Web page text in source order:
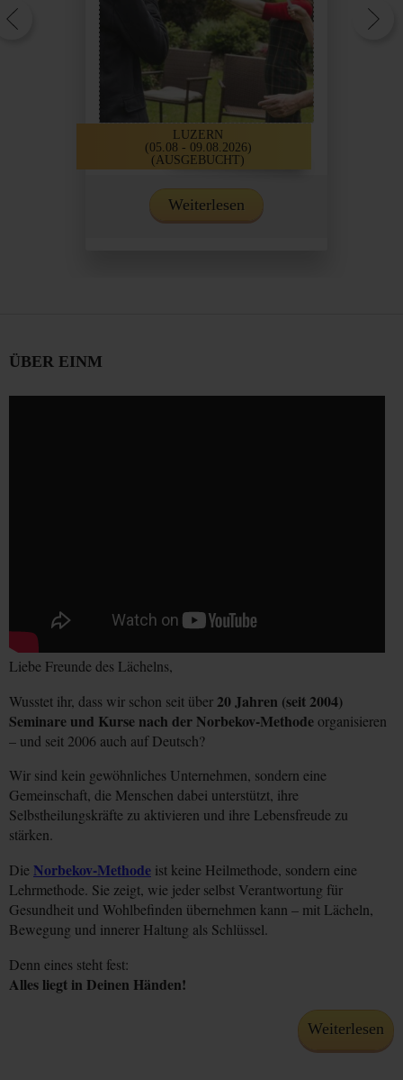
LUZERN
(05.08 - 09.08.2026)
(AUSGEBUCHT)
Weiterlesen
ÜBER EINM
Liebe Freunde des Lächelns,
Wusstet ihr, dass wir schon seit über 20 Jahren (seit 2004)
Seminare und Kurse nach der Norbekov-Methodeorganisieren
– und seit 2006 auch auf Deutsch?
Wir sind kein gewöhnliches Unternehmen, sondern eine
Gemeinschaft, die Menschen dabei unterstützt, ihre
Selbstheilungskräfte zu aktivieren und ihre Lebensfreude zu
stärken.
Die Norbekov-Methode ist keine Heilmethode, sondern eine
Lehrmethode. Sie zeigt, wie jeder selbst Verantwortung für
Gesundheit und Wohlbefinden übernehmen kann – mit Lächeln,
Bewegung und innerer Haltung als Schlüssel.
Denn eines steht fest:
Alles liegt in Deinen Händen!
Weiterlesen